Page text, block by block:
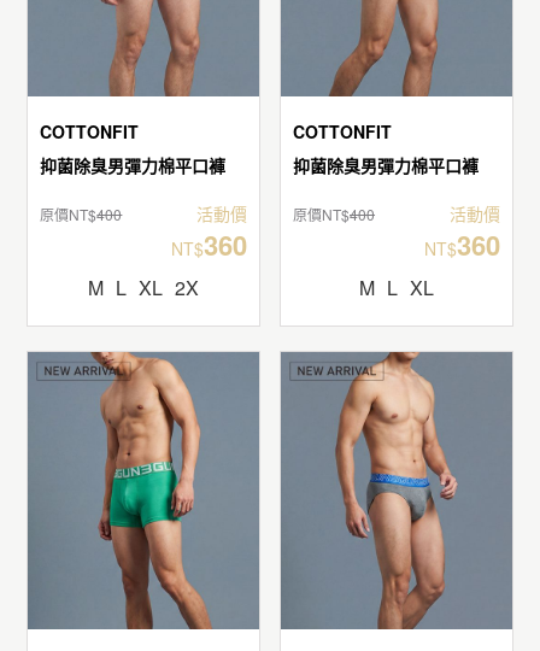
COTTONFIT
抑菌除臭男彈力棉平口褲
原價NT$400
活動價
NT$360
M L XL 2X
COTTONFIT
抑菌除臭男彈力棉平口褲
原價NT$400
活動價
NT$360
M L XL